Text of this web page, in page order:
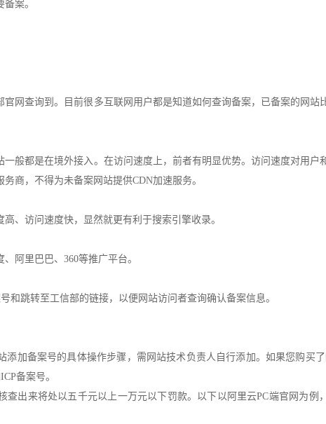
案。
网查询到。目前很多互联网用户都是知道如何查询备案，已备案的网站
般都是在境外接入。在访问速度上，前者有明显优势。访问速度对用户
商，不得为未备案网站提供CDN加速服务。
、访问速度快，显然就更有利于搜索引擎收录。
阿里巴巴、360等推广平台。
和跳转至工信部的链接，以便网站访问者查询确认备案信息。
添加备案号的具体操作步骤，需网站技术负责人自行添加。如果您购买
备案号。
查出来将处以五千元以上一万元以下罚款。以下以阿里云PC端官网为例